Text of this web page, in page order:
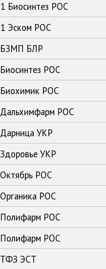
Биосинтез РОС
Эском РОС
БЗМП БЛР
РОС
РОС
РОС
УКР
УКР
РОС
РОС
РОС
РОС
ТФЗ ЭСТ